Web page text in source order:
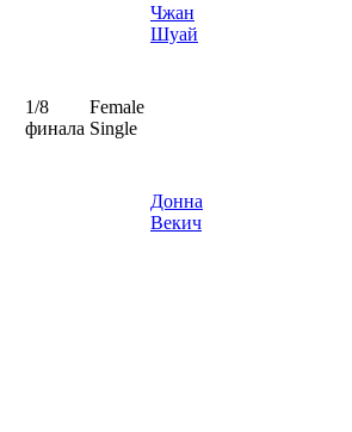
1/8
финала
Female
Single
Чжан
Шуай
Донна
Векич